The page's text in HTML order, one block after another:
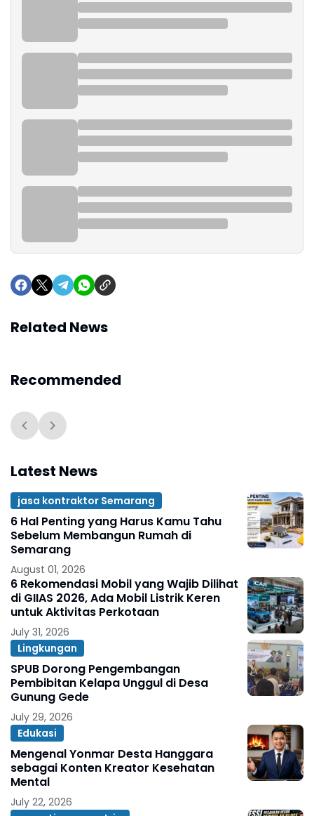
Related News
Recommended
Latest News
jasa kontraktor Semarang
6 Hal Penting yang Harus Kamu Tahu
Sebelum Membangun Rumah di
Semarang
August 01, 2026
6 Rekomendasi Mobil yang Wajib Dilihat
di GIIAS 2026, Ada Mobil Listrik Keren
untuk Aktivitas Perkotaan
July 31, 2026
Lingkungan
SPUB Dorong Pengembangan
Pembibitan Kelapa Unggul di Desa
Gunung Gede
July 29, 2026
Edukasi
Mengenal Yonmar Desta Hanggara
sebagai Konten Kreator Kesehatan
Mental
July 22, 2026